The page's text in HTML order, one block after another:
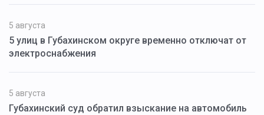
5 августа
5 улиц в Губахинском округе временно отключат от
электроснабжения
5 августа
Губахинский суд обратил взыскание на автомобиль